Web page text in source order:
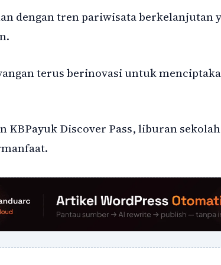
dengan tren pariwisata berkelanjutan
terus berinovasi untuk
KBPayuk Discover Pass, liburan